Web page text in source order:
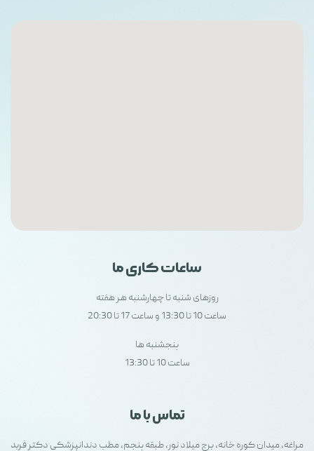
ساعات کاری ما
روزهای شنبه تا چهارشنبه هر هفته
ساعت 10 تا 13:30 و ساعت 17 تا 20:30
پنجشنبه ها
ساعت 10 تا 13:30
تماس با ما
مراغه، میدان کوره خانه، برج میلاد نور، طبقه پنجم، مطب دندانپزشکی دکتر فربد